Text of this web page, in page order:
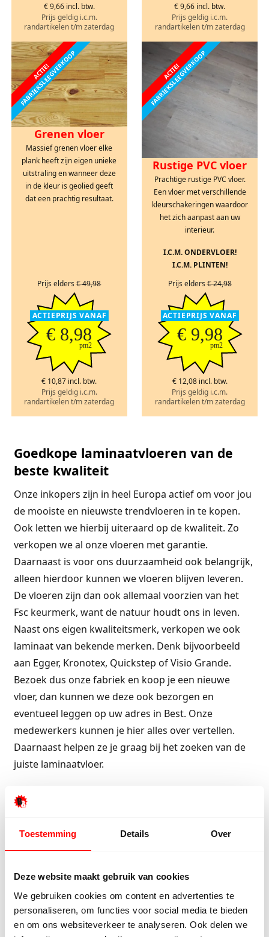
Toestemming Details Over
Deze website maakt gebruik van cookies
We gebruiken cookies om content en advertenties te
personaliseren, om functies voor social media te bieden
en om ons websiteverkeer te analyseren. Ook delen we
€ 9,66 incl. btw.
Prijs geldig i.c.m.
randartikelen t/m zaterdag
€ 9,66 incl. btw.
Prijs geldig i.c.m.
randartikelen t/m zaterdag
ACTIE!
FABRIEKSLEEGVERKOOP
Grenen vloer
Massief grenen vloer elke
plank heeft zijn eigen unieke
uitstraling en wanneer deze
in de kleur is geolied geeft
dat een prachtig resultaat.
Prijs elders€ 49,98
ACTIEPRIJS VANAF
€ 8,98
pm2
€ 10,87 incl. btw.
Prijs geldig i.c.m.
randartikelen t/m zaterdag
ACTIE!
FABRIEKSLEEGVERKOOP
Rustige PVC vloer
Prachtige rustige PVC vloer.
Een vloer met verschillende
kleurschakeringen waardoor
het zich aanpast aan uw
interieur.
I.C.M. ONDERVLOER!
I.C.M. PLINTEN!
Prijs elders€ 24,98
ACTIEPRIJS VANAF
€ 9,98
pm2
€ 12,08 incl. btw.
Prijs geldig i.c.m.
randartikelen t/m zaterdag
Goedkope laminaatvloeren van de
beste kwaliteit
Onze inkopers zijn in heel Europa actief om voor jou
de mooiste en nieuwste trendvloeren in te kopen.
Ook letten we hierbij uiteraard op de kwaliteit. Zo
verkopen we al onze vloeren met garantie.
Daarnaast is voor ons duurzaamheid ook belangrijk,
alleen hierdoor kunnen we vloeren blijven leveren.
De vloeren zijn dan ook allemaal voorzien van het
Fsc keurmerk, want de natuur houdt ons in leven.
Naast ons eigen kwaliteitsmerk, verkopen we ook
laminaat van bekende merken. Denk bijvoorbeeld
aan Egger, Kronotex, Quickstep of Visio Grande.
Bezoek dus onze fabriek en koop je een nieuwe
vloer, dan kunnen we deze ook bezorgen en
eventueel leggen op uw adres in Best. Onze
medewerkers kunnen je hier alles over vertellen.
Daarnaast helpen ze je graag bij het zoeken van de
juiste laminaatvloer.
Ons assortiment laminaat voor jouw
woning in Best
Wij hebben veel keuze in veel verschillende soorten
verschillende afmetingen en uitvoeringen. Zoals
geprofileerd en met v-groef, veel soorten tegellook
laminaat, natuursteen, marmer en hoogglans en de